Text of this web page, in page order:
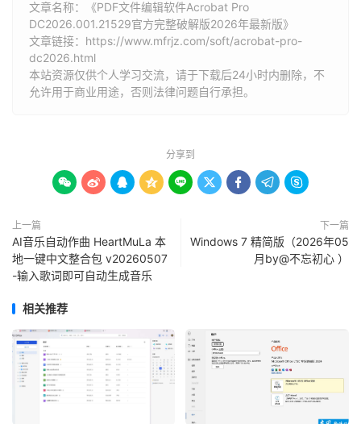
文章名称：《PDF文件编辑软件Acrobat Pro
DC2026.001.21529官方完整破解版2026年最新版》
文章链接： https://www.mfrjz.com/soft/acrobat-pro-
dc2026.html
本站资源仅供个人学习交流，请于下载后24小时内删除，不
允许用于商业用途，否则法律问题自行承担。
分享到
        
上一篇
AI音乐自动作曲 HeartMuLa 本
地一键中文整合包 v20260507
-输入歌词即可自动生成音乐
下一篇
Windows 7 精简版（2026年05
月by@不忘初心 ）
相关推荐